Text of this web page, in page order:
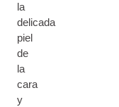
la
delicada
piel
de
la
cara
y